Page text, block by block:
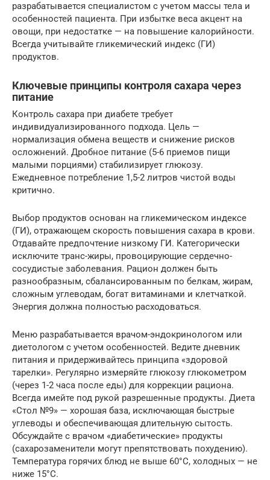
разрабатывается специалистом с учетом массы тела и
особенностей пациента. При избытке веса акцент на
овощи, при недостатке — на повышение калорийности.
Всегда учитывайте гликемический индекс (ГИ)
продуктов.
Ключевые принципы контроля сахара через
питание
Контроль сахара при диабете требует
индивидуализированного подхода. Цель —
нормализация обмена веществ и снижение рисков
осложнений. Дробное питание (5-6 приемов пищи
малыми порциями) стабилизирует глюкозу.
Ежедневное потребление 1,5-2 литров чистой воды
критично.
Выбор продуктов основан на гликемическом индексе
(ГИ), отражающем скорость повышения сахара в крови.
Отдавайте предпочтение низкому ГИ. Категорически
исключите транс-жиры, провоцирующие сердечно-
сосудистые заболевания. Рацион должен быть
разнообразным, сбалансированным по белкам, жирам,
сложным углеводам, богат витаминами и клетчаткой.
Энергия должна полностью расходоваться.
Меню разрабатывается врачом-эндокринологом или
диетологом с учетом особенностей. Ведите дневник
питания и придерживайтесь принципа «здоровой
тарелки». Регулярно измеряйте глюкозу глюкометром
(через 1-2 часа после еды) для коррекции рациона.
Всегда имейте под рукой разрешенные продукты. Диета
«Стол №9» — хорошая база, исключающая быстрые
углеводы и обеспечивающая длительную сытость.
Обсуждайте с врачом «диабетические» продукты
(сахарозаменители могут препятствовать похудению).
Температура горячих блюд не выше 60°C, холодных — не
ниже 15°C.